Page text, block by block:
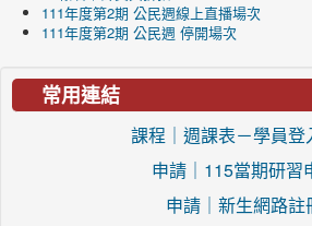
111年度第2期 公民週線上直播場次
111年度第2期 公民週 停開場次
常用連結
課程｜週課表－學員登
申請｜115當期研習
申請｜新生網路註